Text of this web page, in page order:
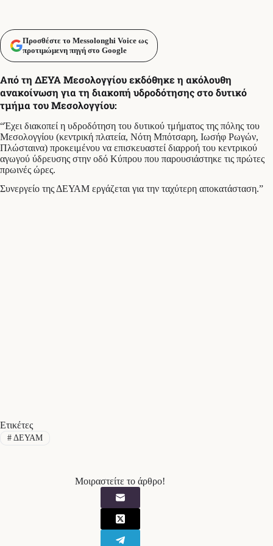
Προσθέστε το Messolonghi Voice ως
προτιμώμενη πηγή στο Google
Από τη ΔΕΥΑ Μεσολογγίου εκδόθηκε η ακόλουθη
ανακοίνωση για τη διακοπή υδροδότησης στο δυτικό
τμήμα του Μεσολογγίου:
“Έχει διακοπεί η υδροδότηση του δυτικού τμήματος της πόλης του
Μεσολογγίου (κεντρική πλατεία, Νότη Μπότσαρη, Ιωσήφ Ρωγών,
Πλώσταινα) προκειμένου να επισκευαστεί διαρροή του κεντρικού
αγωγού ύδρευσης στην οδό Κύπρου που παρουσιάστηκε τις πρώτες
πρωινές ώρες.
Συνεργείο της ΔΕΥΑΜ εργάζεται για την ταχύτερη αποκατάσταση.”
Ετικέτες
#ΔΕΥΑΜ
Μοιραστείτε το άρθρο!